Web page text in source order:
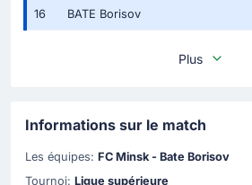
16 BATE Borisov
Plus
Informations sur le match
Les équipes: FC Minsk - Bate Borisov
Tournoi: Ligue supérieure